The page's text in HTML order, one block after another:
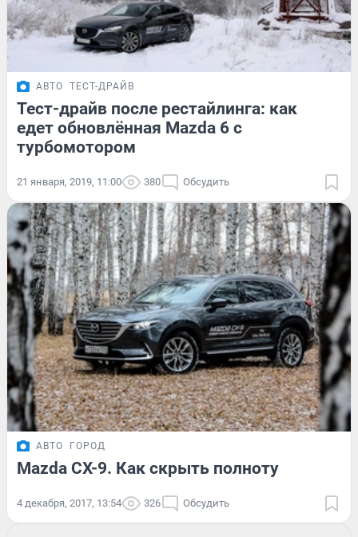
АВТО ТЕСТ-ДРАЙВ
Тест-драйв после рестайлинга: как
едет обновлённая Mazda 6 с
турбомотором
21 января, 2019, 11:00 380 Обсудить
АВТО ГОРОД
Mazda CX-9. Как скрыть полноту
4 декабря, 2017, 13:54 326 Обсудить